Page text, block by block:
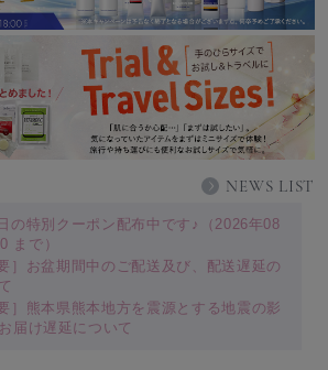
NEWS LIST
の特別クーポン配布中です♪（2026年08
まで）
要］お盆期間中のご配送及び、配送遅延の
要］熊本県熊本地方を震源とする地震の影
届け遅延について